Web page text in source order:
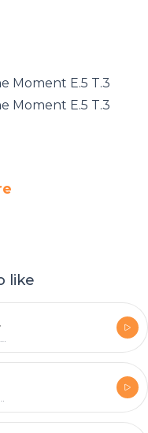
Moment E.5 T.3
Moment E.5 T.3
like